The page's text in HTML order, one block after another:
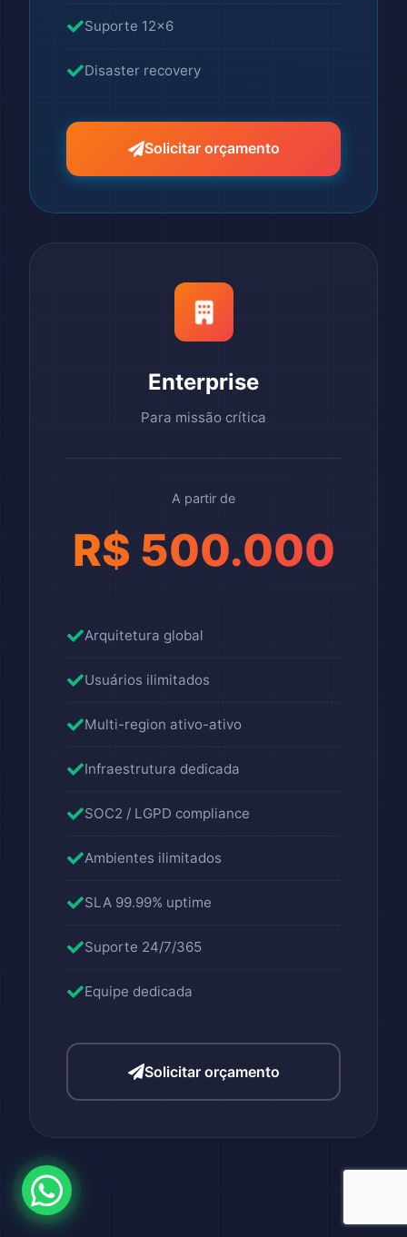
Suporte 12x6
Disaster recovery
Solicitar orçamento
Enterprise
Para missão crítica
A partir de
R$ 500.000
Arquitetura global
Usuários ilimitados
Multi-region ativo-ativo
Infraestrutura dedicada
SOC2 / LGPD compliance
Ambientes ilimitados
SLA 99.99% uptime
Suporte 24/7/365
Equipe dedicada
Solicitar orçamento